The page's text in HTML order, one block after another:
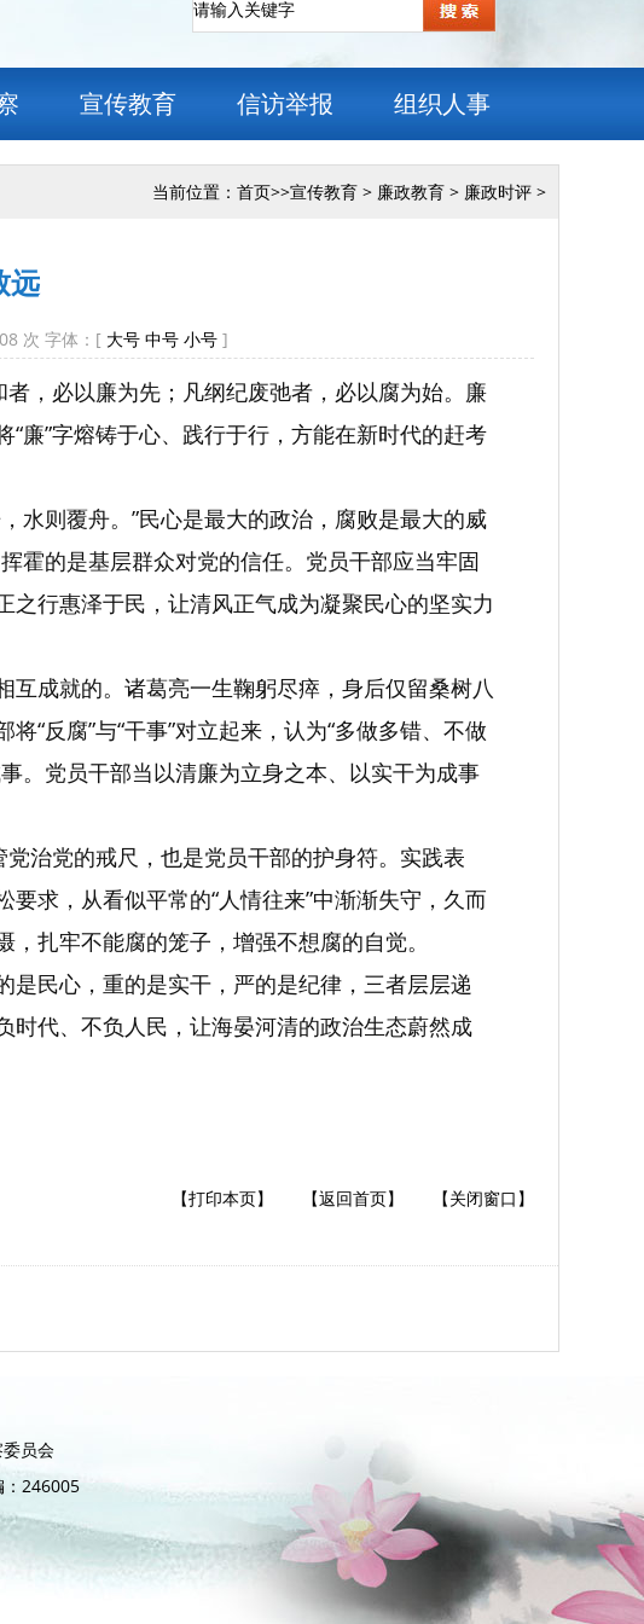
宣传教育 信访举报 组织人事
当前位置： 首页>>宣传教育 > 廉政教育 > 廉政时评 >
远
次 字体：[ 大号 中号 小号 ]
，必以廉为先；凡纲纪废弛者，必以腐为始。廉
廉”字熔铸于心、践行于行，方能在新时代的赶考
水则覆舟。”民心是最大的政治，腐败是最大的威
霍的是基层群众对党的信任。党员干部应当牢固
行惠泽于民，让清风正气成为凝聚民心的坚实力
成就的。诸葛亮一生鞠躬尽瘁，身后仅留桑树八
“反腐”与“干事”对立起来，认为“多做多错、不做
。党员干部当以清廉为立身之本、以实干为成事
治党的戒尺，也是党员干部的护身符。实践表
求，从看似平常的“人情往来”中渐渐失守，久而
扎牢不能腐的笼子，增强不想腐的自觉。
民心，重的是实干，严的是纪律，三者层层递
代、不负人民，让海晏河清的政治生态蔚然成
【打印本页】 【返回首页】 【关闭窗口】
员会
：246005